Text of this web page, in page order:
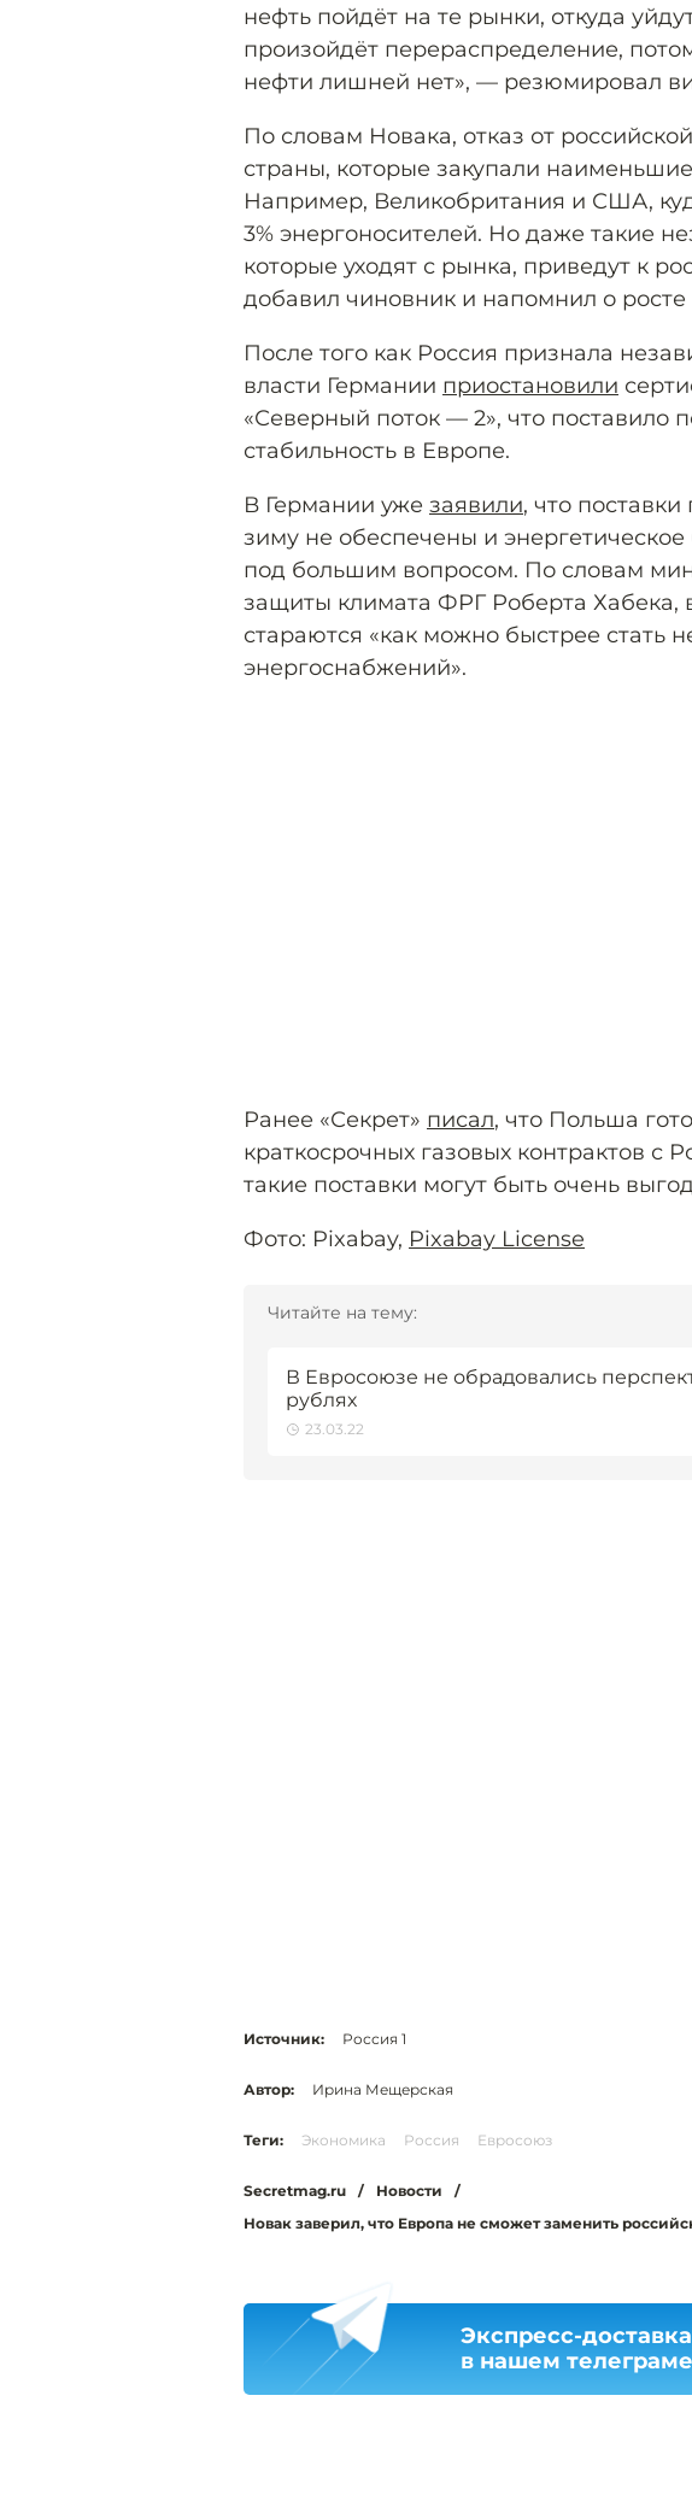
нефть пойдёт на те рынки, откуда
произойдёт перераспределение,
нефти лишней нет», — резюмировал
По словам Новака, отказ от
страны, которые закупали
Например, Великобритания и США,
3% энергоносителей. Но даже такие
которые уходят с рынка, приведут к
добавил чиновник и напомнил о
После того как Россия признала
власти Германии приостановили
«Северный поток — 2», что поставило
стабильность в Европе.
В Германии уже заявили, что
зиму не обеспечены и
под большим вопросом. По словам
защиты климата ФРГ Роберта Хабека,
стараются «как можно быстрее стать
энергоснабжений».
Ранее «Секрет» писал, что Польша
краткосрочных газовых контрактов с
такие поставки могут быть очень
Фото: Pixabay, Pixabay License
Читайте на тему:
В Евросоюзе не обрадовались
рублях
23.03.22
Источник: Россия 1
Автор: Ирина Мещерская
Теги: Экономика Россия Евросоюз
Secretmag.ru / Новости
/
Новак заверил, что Европа не сможет заменить
Экспресс-
в нашем телеграме